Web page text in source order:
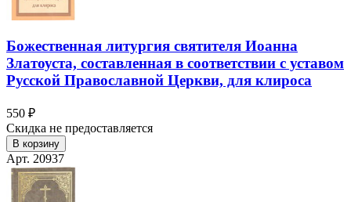
Божественная литургия святителя Иоанна
Златоуста, составленная в соответствии с уставом
Русской Православной Церкви, для клироса
550 ₽
Скидка не предоставляется
В корзину
Арт. 20937